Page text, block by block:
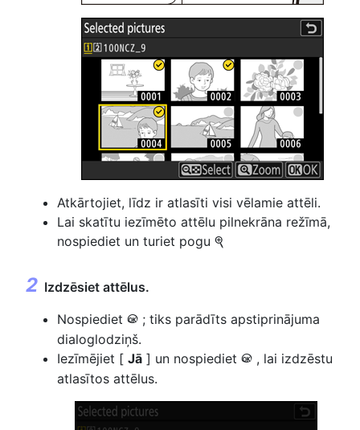
Atkārtojiet, līdz ir atlasīti visi vēlamie attēli.
Lai skatītu iezīmēto attēlu pilnekrāna režīmā,
nospiediet un turiet pogu X
Izdzēsiet attēlus.
Nospiediet J ; tiks parādīts apstiprinājuma
dialoglodziņš.
Iezīmējiet [ Jā ] un nospiediet J , lai izdzēstu
atlasītos attēlus.